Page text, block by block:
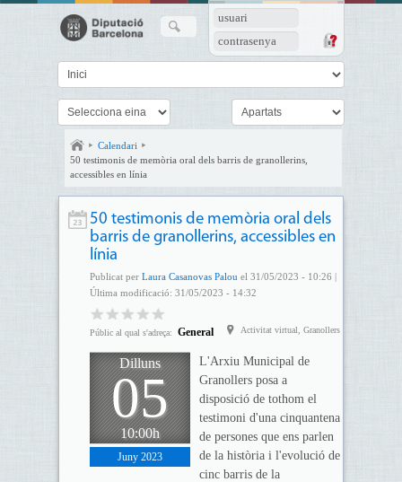
usuari
contrasenya
Calendari
50 testimonis de memòria oral dels barris de granollerins,
accessibles en línia
50 testimonis de memòria oral dels
barris de granollerins, accessibles en
línia
Publicat per Laura Casanovas Palou el 31/05/2023 - 10:26 |
Última modificació: 31/05/2023 - 14:32
Públic al qual s'adreça: General Activitat virtual, Granollers
Dilluns
05
10:00h
Juny 2023
L'Arxiu Municipal de
Granollers posa a
disposició de tothom el
testimoni d'una cinquantena
de persones que ens parlen
de la història i l'evolució de
cinc barris de la